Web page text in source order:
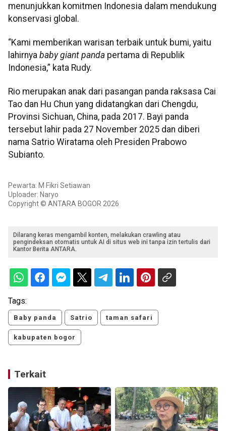
menunjukkan komitmen Indonesia dalam mendukung
konservasi global.
“Kami memberikan warisan terbaik untuk bumi, yaitu
lahirnya baby giant panda pertama di Republik
Indonesia,” kata Rudy.
Rio merupakan anak dari pasangan panda raksasa Cai
Tao dan Hu Chun yang didatangkan dari Chengdu,
Provinsi Sichuan, China, pada 2017. Bayi panda
tersebut lahir pada 27 November 2025 dan diberi
nama Satrio Wiratama oleh Presiden Prabowo
Subianto.
Pewarta: M Fikri Setiawan
Uploader: Naryo
Copyright © ANTARA BOGOR 2026
Dilarang keras mengambil konten, melakukan crawling atau
pengindeksan otomatis untuk AI di situs web ini tanpa izin tertulis dari
Kantor Berita ANTARA.
Tags:
Baby panda Satrio taman safari
kabupaten bogor
Terkait